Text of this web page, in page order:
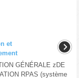
et
GÉNÉRALE zDE
RPAS (système